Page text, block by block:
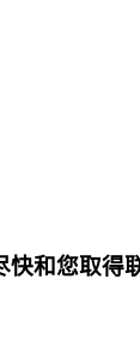
和您取得